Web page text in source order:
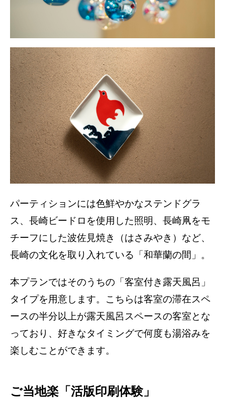
パーティションには色鮮やかなステンドグラ
ス、長崎ビードロを使用した照明、長崎凧をモ
チーフにした波佐見焼き（はさみやき）など、
長崎の文化を取り入れている「和華蘭の間」。
本プランではそのうちの「客室付き露天風呂」
タイプを用意します。こちらは客室の滞在スペ
ースの半分以上が露天風呂スペースの客室とな
っており、好きなタイミングで何度も湯浴みを
楽しむことができます。
ご当地楽「活版印刷体験」